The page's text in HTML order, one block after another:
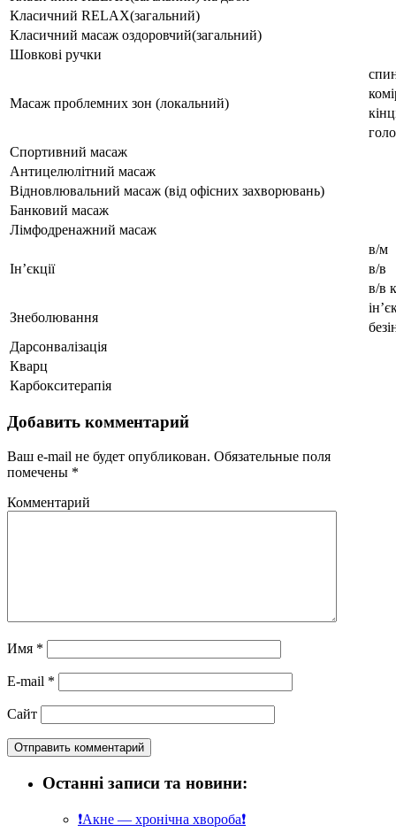
Класичний RELAX(загальний)
Класичний масаж оздоровчий(загальний)
Шовкові ручки
Масаж проблемних зон (локальний)
Спортивний масаж
Антицелюлітний масаж
Відновлювальний масаж (від офісних захворювань)
Банковий масаж
Лімфодренажний масаж
Ін’єкції
в/м
в/в
в/в
Знеболювання
Дарсонвалізація
Кварц
Карбокситерапія
Добавить комментарий
Ваш e-mail не будет опубликован. Обязательные поля
помечены *
Комментарий
Имя *
E-mail *
Сайт
Останні записи та новини:
❗️Акне — хронічна хвороба❗️